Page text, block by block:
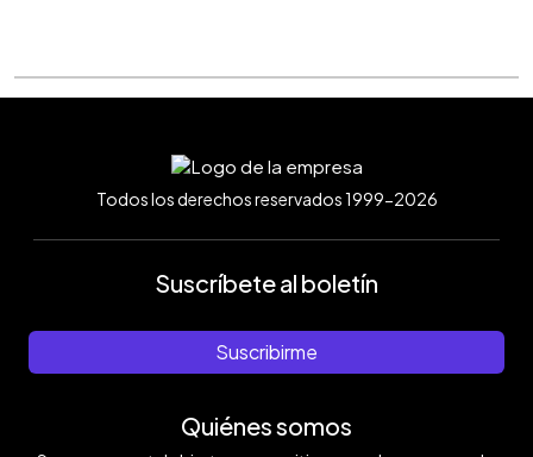
Todos los derechos reservados 1999-2026
Suscríbete al boletín
Suscribirme
Quiénes somos